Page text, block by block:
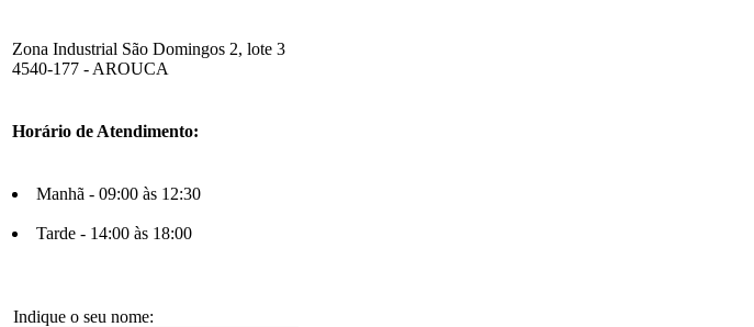
Zona Industrial São Domingos 2, lote 3
4540-177 - AROUCA
Horário de Atendimento:
Manhã - 09:00 às 12:30
Tarde - 14:00 às 18:00
Indique o seu nome: